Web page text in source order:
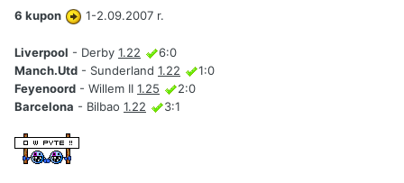
6 kupon 1-2.09.2007 r.
Liverpool - Derby 1.22
6:0
Manch.Utd - Sunderland 1.22
1:0
Feyenoord - Willem II 1.25
2:0
Barcelona - Bilbao 1.22 3:1